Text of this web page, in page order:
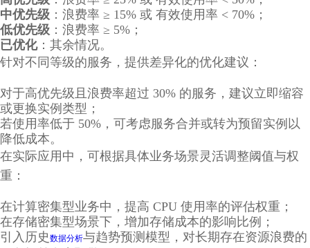
中优先级 ：浪费率 ≥ 15% 或 有效使用率 < 70%；
低优先级 ：浪费率 ≥ 5%；
已优化：其余情况。
针对不同等级的服务，提供差异化的优化建议：
对于高优先级且浪费率超过 30% 的服务，建议立即缩容
或更换实例类型；
若使用率低于 50%，可考虑服务合并或转为预留实例以
降低成本。
在实际应用中，可根据具体业务场景灵活调整阈值与权
重：
在计算密集型业务中，提高 CPU 使用率的评估权重；
在存储密集型场景下，增加存储成本的影响比例；
引入历史 数据分析与趋势预测模型，对长期存在资源浪费的